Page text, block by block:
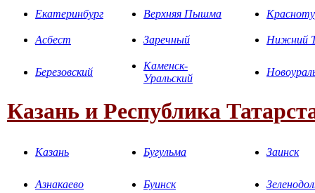
Екатеринбург Верхняя Пышма
Асбест Заречный Нижний
Березовский
Каменск-
Уральский
Казань и Республика
Казань Бугульма Заинск
Азнакаево Буинск